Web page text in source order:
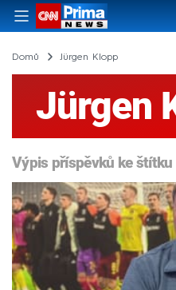
Domů Jürgen Klopp
Jürgen
Výpis příspěvků ke štítku